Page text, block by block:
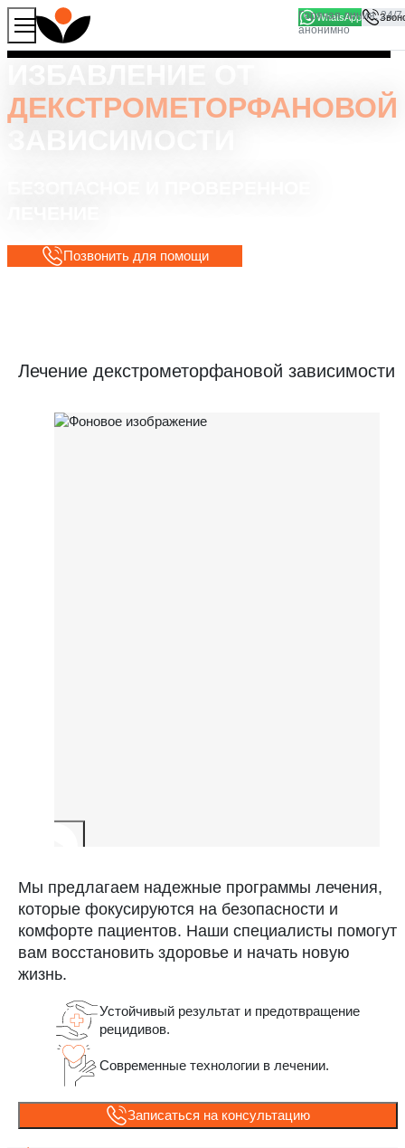
WhatsApp
ДЕКСТРОМЕТОРФАНОВОЙ
Позвонить для помощи
Лечение декстрометорфановой зависимости
Мы предлагаем надежные программы лечения,
которые фокусируются на безопасности и
комфорте пациентов. Наши специалисты помогут
вам восстановить здоровье и начать новую
жизнь.
Устойчивый результат и предотвращение
рецидивов.
Современные технологии в лечении.
Записаться на консультацию
Продолжая работу с сайтом, вы соглашаетесь на то, что
мы используем файлы
Хорошо